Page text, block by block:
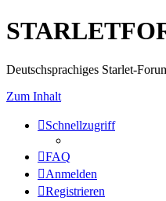
Deutschsprachiges Starlet-
Zum Inhalt
Schnellzugriff
FAQ
Anmelden
Registrieren